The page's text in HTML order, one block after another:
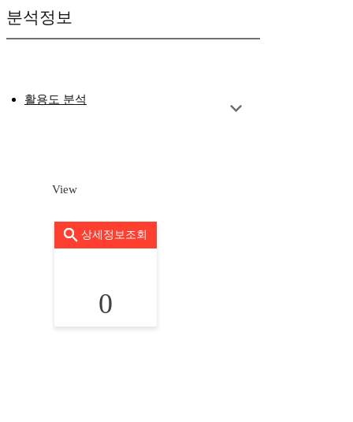
분석정보
활용도 분석
View
상세정보조회
0